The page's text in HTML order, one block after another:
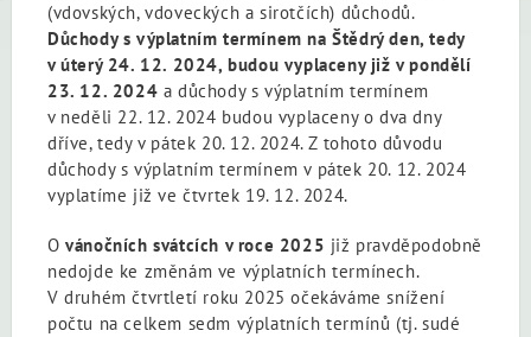
(vdovských, vdoveckých a sirotčích) důchodů.
Důchody s výplatním termínem na Štědrý den, tedy
v úterý 24. 12. 2024, budou vyplaceny již v pondělí
23. 12. 2024 a důchody s výplatním termínem
v neděli 22. 12. 2024 budou vyplaceny o dva dny
dříve, tedy v pátek 20. 12. 2024. Z tohoto důvodu
důchody s výplatním termínem v pátek 20. 12. 2024
vyplatíme již ve čtvrtek 19. 12. 2024.
Ovánočních svátcích v roce 2025 již pravděpodobně
nedojde ke změnám ve výplatních termínech.
V druhém čtvrtletí roku 2025 očekáváme snížení
počtu na celkem sedm výplatních termínů (tj. sudé